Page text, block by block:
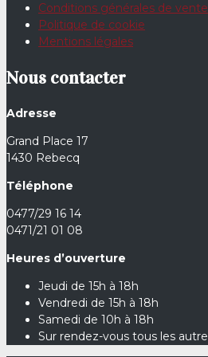
Conditions générales de vente
Politique de cookie
Mentions légales
Nous contacter
Adresse
Grand Place 17
1430 Rebecq
Téléphone
0477/29 16 14
0471/21 01 08
Heures d’ouverture
Jeudi de 15h à 18h
Vendredi de 15h à 18h
Samedi de 10h à 18h
Sur rendez-vous tous les